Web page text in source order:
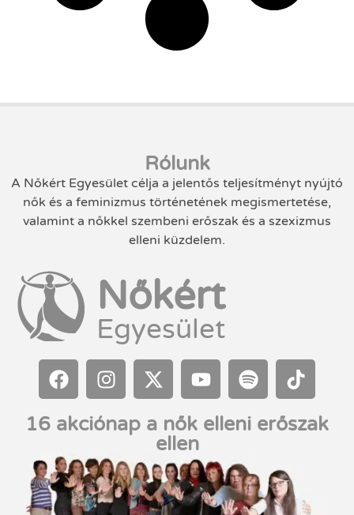
Rólunk
A Nőkért Egyesület célja a jelentős teljesítményt nyújtó
nők és a feminizmus történetének megismertetése,
valamint a nőkkel szembeni erőszak és a szexizmus
elleni küzdelem.
Nőkért
Egyesület
16 akciónap a nők elleni erőszak
ellen